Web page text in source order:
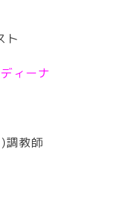
ト
ィーナ
調教師